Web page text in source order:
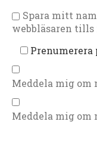
Spara mitt
webbläsaren tills
Prenumerera
Meddela mig om
Meddela mig om